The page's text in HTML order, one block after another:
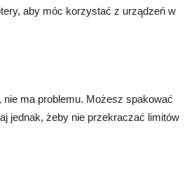
aby móc korzystać z urządzeń w
ma problemu. Możesz spakować
jednak, żeby nie przekraczać limitów